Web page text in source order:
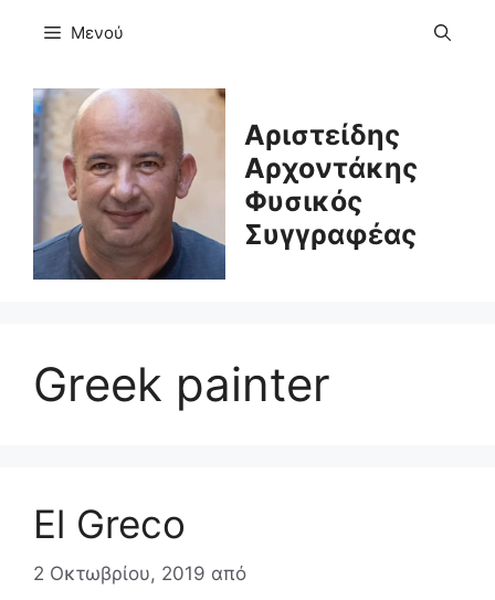
Μενού
Αριστείδης
Αρχοντάκης
Φυσικός
Συγγραφέας
Greek painter
El Greco
2 Οκτωβρίου, 2019 από